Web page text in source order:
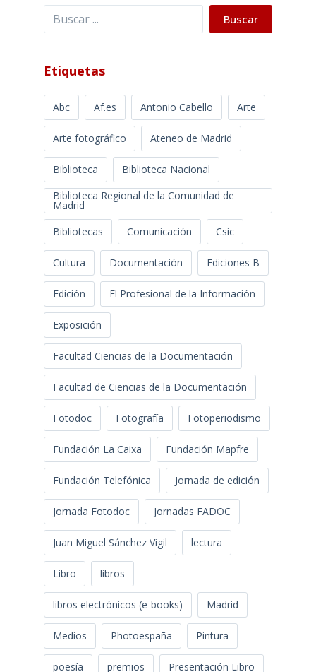
Buscar Buscar
Etiquetas
Abc Af.es Antonio Cabello Arte
Arte fotográfico Ateneo de Madrid
Biblioteca
Biblioteca Nacional
Biblioteca Regional de la Comunidad de
Madrid
Bibliotecas
Comunicación Csic
Cultura Documentación Ediciones B
Edición El Profesional de la Información
Exposición
Facultad Ciencias de la Documentación
Facultad de Ciencias de la Documentación
Fotodoc Fotografía Fotoperiodismo
Fundación La Caixa Fundación Mapfre
Fundación Telefónica Jornada de edición
Jornada Fotodoc Jornadas FADOC
Juan Miguel Sánchez Vigil lectura
Libro libros
libros electrónicos (e-books) Madrid
Medios Photoespaña Pintura
poesía premios Presentación Libro